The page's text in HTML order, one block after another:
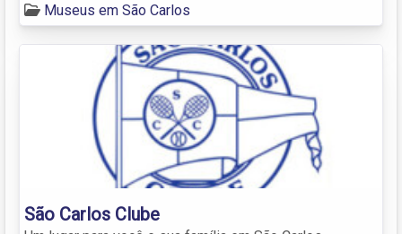
Museus em São Carlos
São Carlos Clube